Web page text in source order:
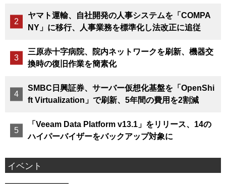
ヤマト運輸、自社開発の人事システムを「COMPA
NY」に移行、人事業務を標準化し法改正に追従
三原赤十字病院、院内ネットワークを刷新、機器交
換時の復旧作業を簡素化
SMBC日興証券、サーバー仮想化基盤を「OpenShi
ft Virtualization」で刷新、5年間の費用を2割減
「Veeam Data Platform v13.1」をリリース、14の
ハイパーバイザーをバックアップ対象に
イベント